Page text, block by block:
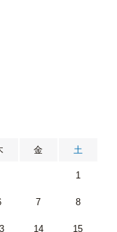
金 土
1
7 8
14 15